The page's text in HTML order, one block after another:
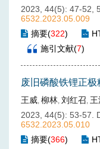
2023, 44(5): 47-52,
6532.2023.05.009
摘要(322)
施引文献(7)
废旧磷酸铁锂正
王威, 柳林, 刘红召,
2023, 44(5): 53-57.
6532.2023.05.010
摘要(366)